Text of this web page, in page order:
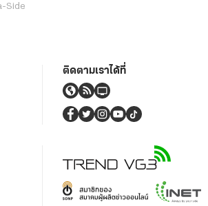
Side
ติดตามเราได้ที่